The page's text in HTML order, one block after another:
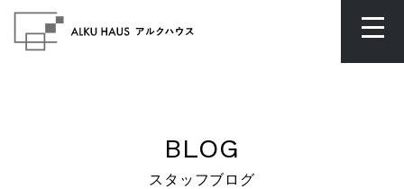
BLOG
スタッフブログ